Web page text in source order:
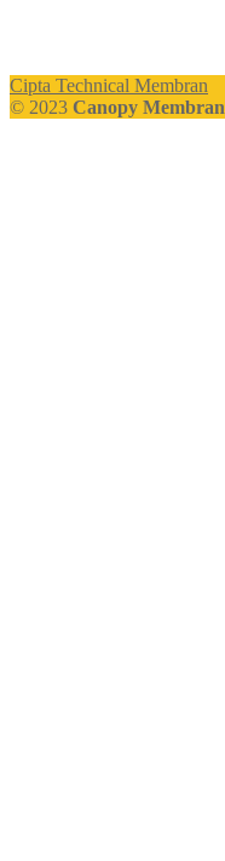
Cipta Technical Membran
© 2023 Canopy Membran